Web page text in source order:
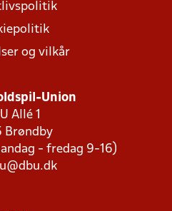
og vilkår
Union
Allé 1
Brøndby
- fredag 9-16)